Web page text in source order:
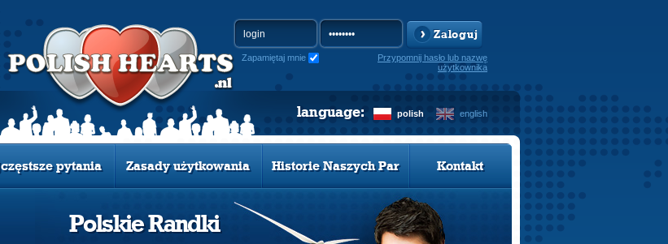
Zaloguj
Zapamiętaj mnie
Przypomnij hasło lub nazwę
użytkownika
polish english
language:
pytania Zasady użytkowania Historie Naszych Par Kontakt
Polskie Randki